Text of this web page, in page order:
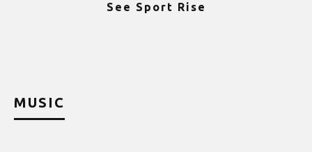
See Sport Rise
MUSIC